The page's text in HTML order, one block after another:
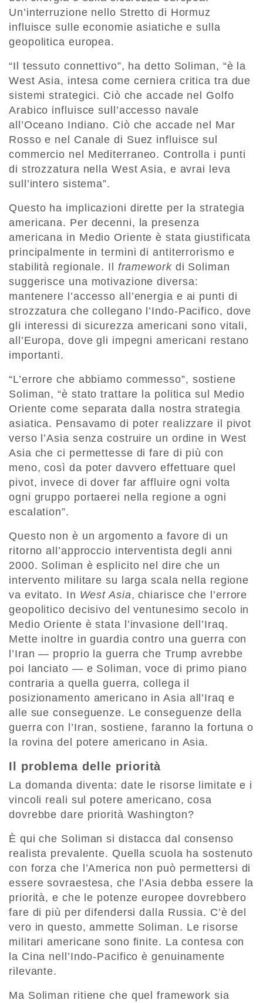
Un’interruzione nello Stretto di Hormuz
influisce sulle economie asiatiche e sulla
geopolitica europea.
“Il tessuto connettivo”, ha detto Soliman, “è la
West Asia, intesa come cerniera critica tra due
sistemi strategici. Ciò che accade nel Golfo
Arabico influisce sull’accesso navale
all’Oceano Indiano. Ciò che accade nel Mar
Rosso e nel Canale di Suez influisce sul
commercio nel Mediterraneo. Controlla i punti
di strozzatura nella West Asia, e avrai leva
sull’intero sistema”.
Questo ha implicazioni dirette per la strategia
americana. Per decenni, la presenza
americana in Medio Oriente è stata giustificata
principalmente in termini di antiterrorismo e
stabilità regionale. Il frameworkdi Soliman
suggerisce una motivazione diversa:
mantenere l’accesso all’energia e ai punti di
strozzatura che collegano l’Indo-Pacifico, dove
gli interessi di sicurezza americani sono vitali,
all’Europa, dove gli impegni americani restano
importanti.
“L’errore che abbiamo commesso”, sostiene
Soliman, “è stato trattare la politica sul Medio
Oriente come separata dalla nostra strategia
asiatica. Pensavamo di poter realizzare il pivot
verso l’Asia senza costruire un ordine in West
Asia che ci permettesse di fare di più con
meno, così da poter davvero effettuare quel
pivot, invece di dover far affluire ogni volta
ogni gruppo portaerei nella regione a ogni
escalation”.
Questo non è un argomento a favore di un
ritorno all’approccio interventista degli anni
2000. Soliman è esplicito nel dire che un
intervento militare su larga scala nella regione
va evitato. In West Asia, chiarisce che l’errore
geopolitico decisivo del ventunesimo secolo in
Medio Oriente è stata l’invasione dell’Iraq.
Mette inoltre in guardia contro una guerra con
l’Iran — proprio la guerra che Trump avrebbe
poi lanciato — e Soliman, voce di primo piano
contraria a quella guerra, collega il
posizionamento americano in Asia all’Iraq e
alle sue conseguenze. Le conseguenze della
guerra con l’Iran, sostiene, faranno la fortuna o
la rovina del potere americano in Asia.
Il problema delle priorità
La domanda diventa: date le risorse limitate e i
vincoli reali sul potere americano, cosa
dovrebbe dare priorità Washington?
È qui che Soliman si distacca dal consenso
realista prevalente. Quella scuola ha sostenuto
con forza che l’America non può permettersi di
essere sovraestesa, che l’Asia debba essere la
priorità, e che le potenze europee dovrebbero
fare di più per difendersi dalla Russia. C’è del
vero in questo, ammette Soliman. Le risorse
militari americane sono finite. La contesa con
la Cina nell’Indo-Pacifico è genuinamente
rilevante.
Ma Soliman ritiene che quel framework sia